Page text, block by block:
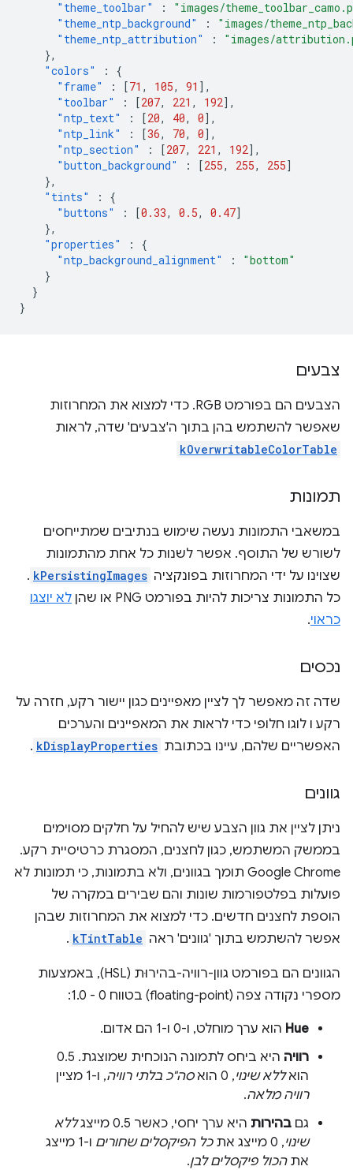
"theme_toolbar" :
"images/
"theme_ntp_background"
:
"images/
"theme_ntp_attribution"
:
"images/
},
"colors"
:
{
"frame"
: [71 , 105, 91 ],
"toolbar"
: [207, 221 , 192],
"ntp_text"
: [20, 40, 0],
"ntp_link"
: [36, 70, 0],
"ntp_section"
: [207, 221 , 192],
"button_background"
: [255, 255, 255]
},
"tints"
:
{
"buttons"
: [0.33, 0.5, 0.47]
},
"properties"
:
{
"ntp_background_alignment"
:
"bottom"
}
}
}
צבעים
הצבעים הם בפורמט RGB. כדי למצוא את המחרוזות
שאפשר להשתמש בהן בתוך ה'צבעים' שדה, לראות
kOverwritableColorTable
תמונות
במשאבי התמונות נעשה שימוש בנתיבים שמתייחסים
לשורש של התוסף. אפשר לשנות כל אחת מהתמונות
שצוינו על ידי המחרוזות בפונקציה kPersistingImages
.
כל התמונות צריכות להיות בפורמט PNG או שהן
לא יוצגו
כראוי.
נכסים
שדה זה מאפשר לך לציין מאפיינים כגון יישור רקע, חזרה על
רקע ו לוגו חלופי כדי לראות את המאפיינים והערכים
האפשריים שלהם, עיינו בכתובת kDisplayProperties
.
גוונים
ניתן לציין את גוון הצבע שיש להחיל על חלקים מסוימים
בממשק המשתמש, כגון לחצנים, המסגרת כרטיסיית רקע.
Google Chrome תומך בגוונים, ולא בתמונות, כי תמונות לא
פועלות בפלטפורמות שונות והם שבירים במקרה של
הוספת לחצנים חדשים. כדי למצוא את המחרוזות שבהן
אפשר להשתמש בתוך 'גוונים' ראה kTintTable
.
הגוונים הם בפורמט גוון-רוויה-בהירוּת (HSL), באמצעות
מספרי נקודה צפה (floating-point) בטווח 0 - 1.0:
Hue הוא ערך מוחלט, ו-0 ו-1 הם אדום.
רוויה
היא ביחס לתמונה הנוכחית שמוצגת. 0.5
הואללא שינוי, 0 הוא סה"כ בלתי רוויה, ו-1 מציין
רוויה מלאה.
גם בהירות היא ערך יחסי, כאשר 0.5 מייצג
ללא
שינוי, 0 מייצג את כל הפיקסלים שחורים
ו-1 מייצג
אתהכול פיקסלים לבן.